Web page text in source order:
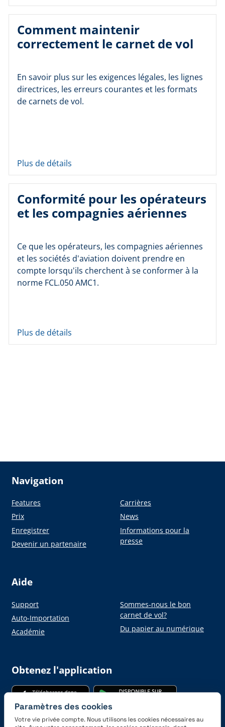
Comment maintenir
correctement le carnet de vol
En savoir plus sur les exigences légales, les lignes
directrices, les erreurs courantes et les formats
de carnets de vol.
Plus de détails
Conformité pour les opérateurs
et les compagnies aériennes
Ce que les opérateurs, les compagnies aériennes
et les sociétés d'aviation doivent prendre en
compte lorsqu'ils cherchent à se conformer à la
norme FCL.050 AMC1.
Plus de détails
Navigation
Features
Prix
Enregistrer
Devenir un partenaire
Carrières
News
Informations pour la
presse
Aide
Support
Auto-Importation
Académie
Sommes-nous le bon
carnet de vol?
Du papier au numérique
Obtenez l'application
Paramètres des cookies
Votre vie privée compte. Nous utilisons les cookies nécessaires au